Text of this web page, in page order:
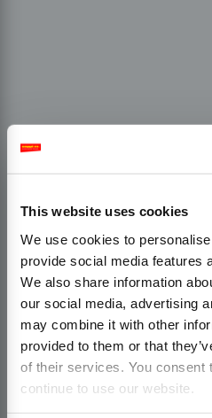
This website uses cookies
We use cookies to
provide social media features
We also share information
our social media, advertising
may combine it with other
provided to them or that
of their services. You consent
continue to use our website.